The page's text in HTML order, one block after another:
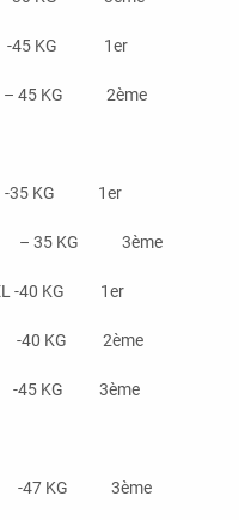
-45 KG 1er
45 KG 2ème
35 KG 1er
– 35 KG 3ème
-40 KG 1er
40 KG 2ème
-45 KG 3ème
-47 KG 3ème